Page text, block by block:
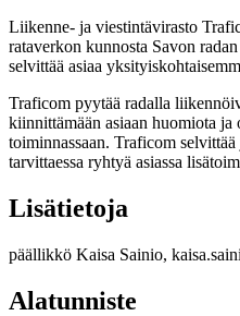
Liikenne- ja viestintävirasto
rataverkon kunnosta Savon
selvittää asiaa
Traficom pyytää radalla
kiinnittämään asiaan huomiota ja
toiminnassaan. Traficom
tarvittaessa ryhtyä asiassa
Lisätietoja
päällikkö Kaisa Sainio,
Alatunniste